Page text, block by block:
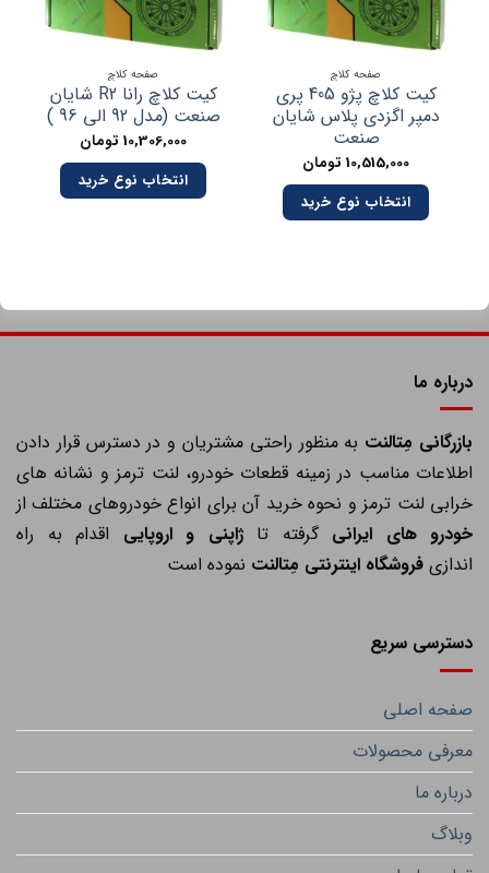
صفحه کلاچ
کیت کلاچ پژو 405 پری
دمپر اگزدی پلاس شایان
صنعت
10,515,000تومان
انتخاب نوع خرید
صفحه کلاچ
کیت کلاچ رانا R2 شایان
صنعت (مدل 92 الی 96 )
10,306,000تومان
انتخاب نوع خرید
درباره ما
بازرگانی مِتالنتبه منظور راحتی مشتریان و در دسترس قرار دادن
اطلاعات مناسب در زمینه قطعات خودرو، لنت ترمز و نشانه های
خرابی لنت ترمز و نحوه خرید آن برای انواع خودروهای مختلف از
خودرو های ایرانیگرفته تاژاپنی و اروپاییاقدام به راه
اندازیفروشگاه اینترنتی مِتالنتنموده است
دسترسی سریع
صفحه اصلی
معرفی محصولات
درباره ما
وبلاگ